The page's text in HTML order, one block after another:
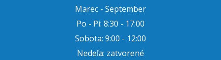
Marec - September
Po - Pi: 8:30 - 17:00
Sobota: 9:00 - 12:00
Nedeľa: zatvorené